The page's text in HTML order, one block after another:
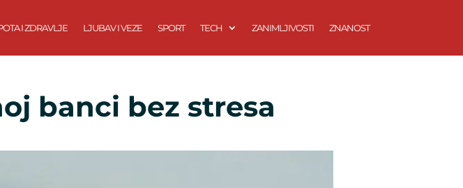
I ZDRAVLJE LJUBAV I VEZE SPORT TECH ZANIMLJIVOSTI ZNANOST
banci bez stresa